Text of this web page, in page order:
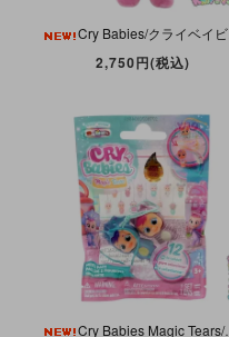
Cry Babies/クライベイビーズ・Tiny Cuddles/タイニーキャドルズ・Daisy Duck/デイジーダック・Disney/ディズニー・Doll/ドール・IMC Toys
2,750円(税込)
Cry Babies Magic Tears/クライベイビーズマジックティアーズ・Minis 2 Pack/ミニズ 2パック・TINA & KATIE/ティナ＆ケイティ・フィギュア・IMC Toys